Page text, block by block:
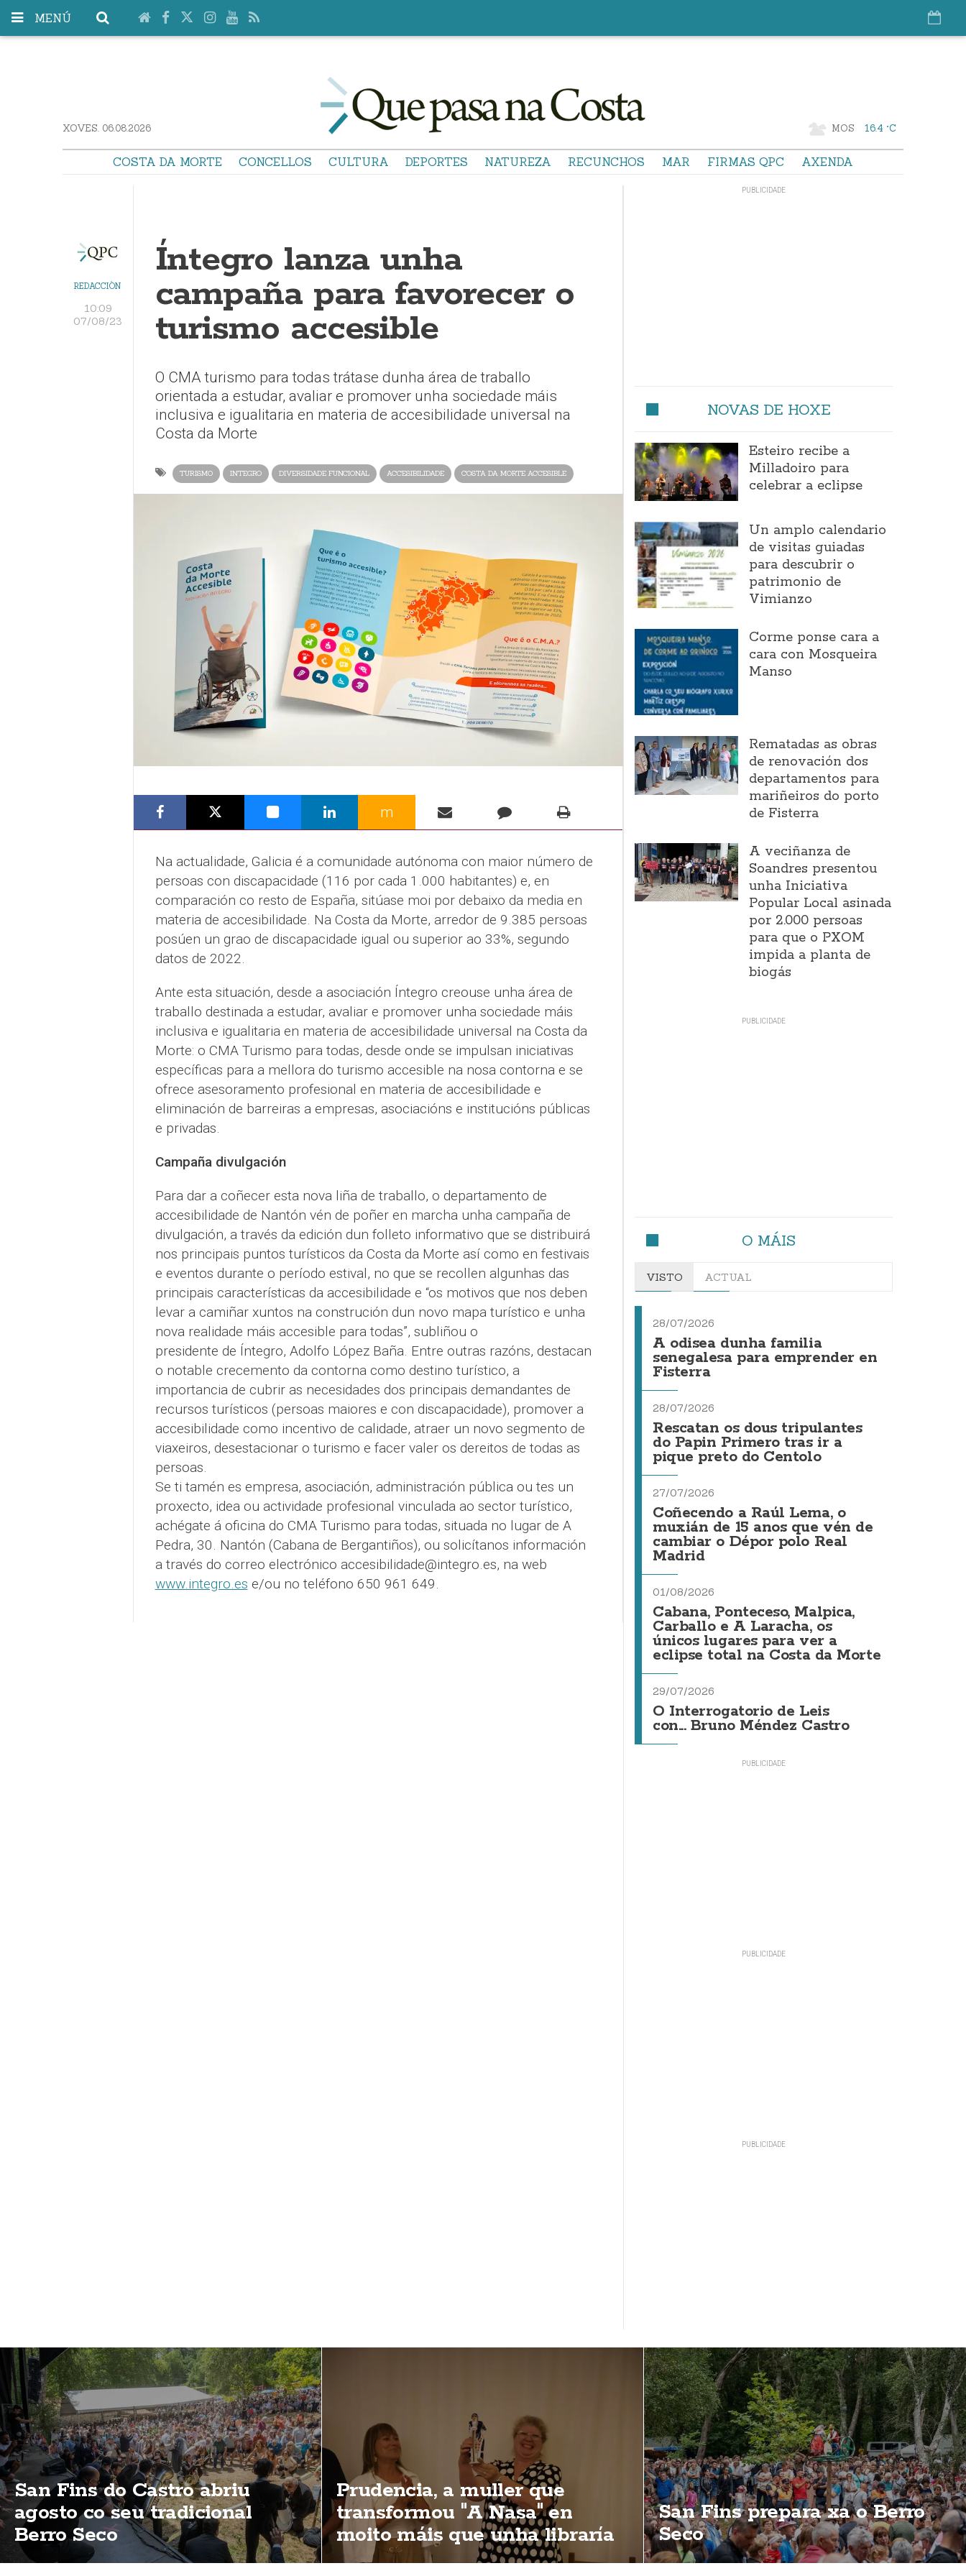
MENÚ
XOVES. 06.08.2026 MOS 16.4 °C
COSTA DA MORTE CONCELLOS CULTURA DEPORTES NATUREZA RECUNCHOS MAR FIRMAS QPC AXENDA
REDACCIÓN
10:09
07/08/23
Íntegro lanza unha
campaña para favorecer o
turismo accesible
O CMA turismo para todas trátase dunha área de traballo
orientada a estudar, avaliar e promover unha sociedade máis
inclusiva e igualitaria en materia de accesibilidade universal na
Costa da Morte
TURISMO INTEGRO DIVERSIDADE FUNCIONAL ACCESIBILIDADE COSTA DA MORTE ACCESIBLE
m
Na actualidade, Galicia é a comunidade autónoma con maior número de
persoas con discapacidade (116 por cada 1.000 habitantes) e, en
comparación co resto de España, sitúase moi por debaixo da media en
materia de accesibilidade. Na Costa da Morte, arredor de 9.385 persoas
posúen un grao de discapacidade igual ou superior ao 33%, segundo
datos de 2022.
Ante esta situación, desde a asociación Íntegro creouse unha área de
traballo destinada a estudar, avaliar e promover unha sociedade máis
inclusiva e igualitaria en materia de accesibilidade universal na Costa da
Morte: o CMA Turismo para todas, desde onde se impulsan iniciativas
específicas para a mellora do turismo accesible na nosa contorna e se
ofrece asesoramento profesional en materia de accesibilidade e
eliminación de barreiras a empresas, asociacións e institucións públicas
e privadas.
Campaña divulgación
Para dar a coñecer esta nova liña de traballo, o departamento de
accesibilidade de Nantón vén de poñer en marcha unha campaña de
divulgación, a través da edición dun folleto informativo que se distribuirá
nos principais puntos turísticos da Costa da Morte así como en festivais
e eventos durante o período estival, no que se recollen algunhas das
principais características da accesibilidade e “os motivos que nos deben
levar a camiñar xuntos na construción dun novo mapa turístico e unha
nova realidade máis accesible para todas”, subliñou o
presidente de Íntegro, Adolfo López Baña. Entre outras razóns, destacan
o notable crecemento da contorna como destino turístico, a
importancia de cubrir as necesidades dos principais demandantes de
recursos turísticos (persoas maiores e con discapacidade), promover a
accesibilidade como incentivo de calidade, atraer un novo segmento de
viaxeiros, desestacionar o turismo e facer valer os dereitos de todas as
persoas.
Se ti tamén es empresa, asociación, administración pública ou tes un
proxecto, idea ou actividade profesional vinculada ao sector turístico,
achégate á oficina do CMA Turismo para todas, situada no lugar de A
Pedra, 30. Nantón (Cabana de Bergantiños), ou solicítanos información
a través do correo electrónico accesibilidade@integro.es, na web
www.integro.es e/ou no teléfono 650 961 649.
NOVAS DE HOXE
Esteiro recibe a
Milladoiro para
celebrar a eclipse
Un amplo calendario
de visitas guiadas
para descubrir o
patrimonio de
Vimianzo
Corme ponse cara a
cara con Mosqueira
Manso
Rematadas as obras
de renovación dos
departamentos para
mariñeiros do porto
de Fisterra
A veciñanza de
Soandres presentou
unha Iniciativa
Popular Local asinada
por 2.000 persoas
para que o PXOM
impida a planta de
biogás
O MÁIS
VISTO ACTUAL
28/07/2026
A odisea dunha familia
senegalesa para emprender en
Fisterra
28/07/2026
Rescatan os dous tripulantes
do Papin Primero tras ir a
pique preto do Centolo
27/07/2026
Coñecendo a Raúl Lema, o
muxián de 15 anos que vén de
cambiar o Dépor polo Real
Madrid
01/08/2026
Cabana, Ponteceso, Malpica,
Carballo e A Laracha, os
únicos lugares para ver a
eclipse total na Costa da Morte
29/07/2026
O Interrogatorio de Leis
con... Bruno Méndez Castro
San Fins do Castro abriu
agosto co seu tradicional
Berro Seco
Prudencia, a muller que
transformou "A Nasa" en
moito máis que unha libraría
San Fins prepara xa o Berro
Seco